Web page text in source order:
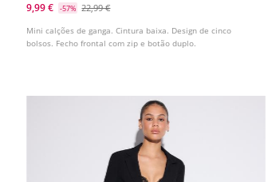
9,99 €
-57% 22,99 €
Mini calções de ganga. Cintura baixa. Design de cinco
bolsos. Fecho frontal com zip e botão duplo.